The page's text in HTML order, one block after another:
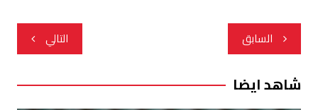
تصفّح
المقالات
السابق التالي
شاهد ايضا